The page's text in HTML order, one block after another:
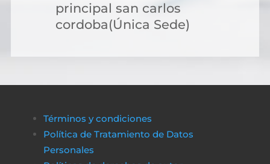
principal san carlos
cordoba(Única Sede)
Términos y condiciones
Política de Tratamiento de Datos
Personales